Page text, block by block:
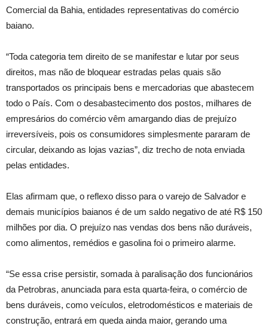
Comercial da Bahia, entidades representativas do comércio
baiano.
“Toda categoria tem direito de se manifestar e lutar por seus
direitos, mas não de bloquear estradas pelas quais são
transportados os principais bens e mercadorias que abastecem
todo o País. Com o desabastecimento dos postos, milhares de
empresários do comércio vêm amargando dias de prejuízo
irreversíveis, pois os consumidores simplesmente pararam de
circular, deixando as lojas vazias”, diz trecho de nota enviada
pelas entidades.
Elas afirmam que, o reflexo disso para o varejo de Salvador e
demais municípios baianos é de um saldo negativo de até R$ 150
milhões por dia. O prejuízo nas vendas dos bens não duráveis,
como alimentos, remédios e gasolina foi o primeiro alarme.
“Se essa crise persistir, somada à paralisação dos funcionários
da Petrobras, anunciada para esta quarta-feira, o comércio de
bens duráveis, como veículos, eletrodomésticos e materiais de
construção, entrará em queda ainda maior, gerando uma